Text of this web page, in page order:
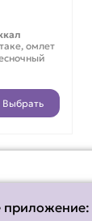
омлет
Выбрать
приложение: